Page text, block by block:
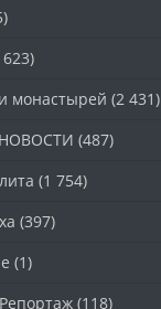
623)
монастырей (2 431)
(487)
(1 754)
(397)
(1)
(118)